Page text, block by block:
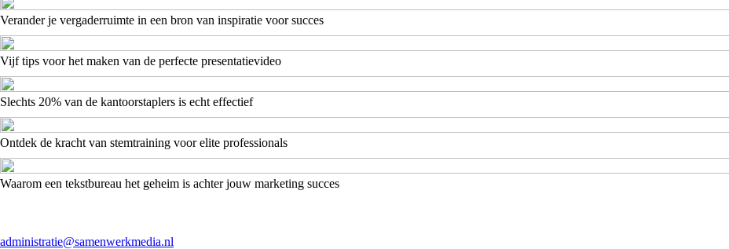
Verander je vergaderruimte in een bron van inspiratie voor succes
Vijf tips voor het maken van de perfecte presentatievideo
Slechts 20% van de kantoorstaplers is echt effectief
Ontdek de kracht van stemtraining voor elite professionals
Waarom een tekstbureau het geheim is achter jouw marketing succes
administratie@samenwerkmedia.nl